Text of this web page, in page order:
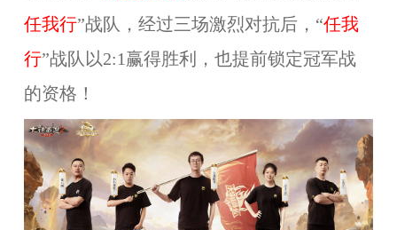
任我行”战队，经过三场激烈对抗后，“任我
行”战队以2:1 赢得胜利，也提前锁定冠军战
的资格！